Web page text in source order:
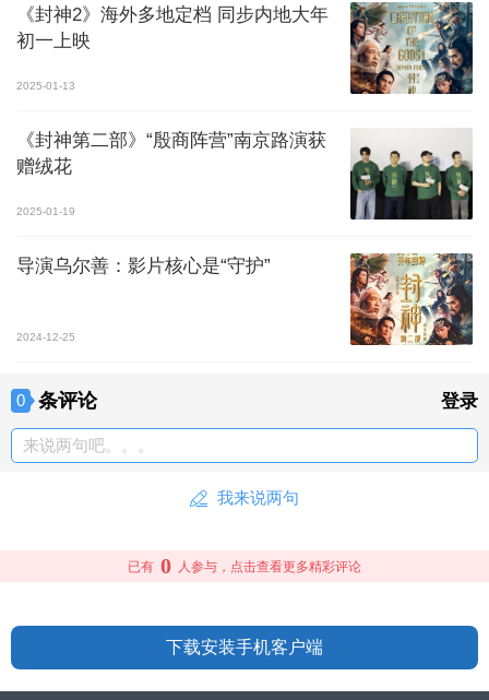
《封神2》海外多地定档 同步内地大年
初一上映
2025-01-13
《封神第二部》“殷商阵营”南京路演获
赠绒花
2025-01-19
导演乌尔善：影片核心是“守护”
2024-12-25
0 条评论 登录
来说两句吧。。。
我来说两句
已有 0 人参与，点击查看更多精彩评论
下载安装手机客户端